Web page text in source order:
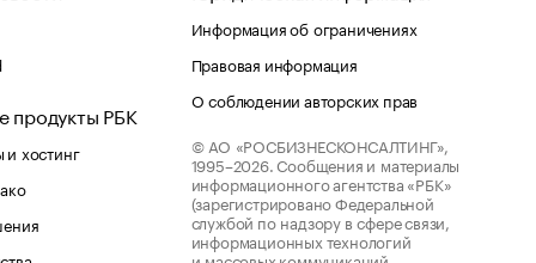
продукты РБК
хостинг
Информация об ограничениях
Правовая информация
О соблюдении авторских прав
© АО «РОСБИЗНЕСКОНСАЛТИНГ»,
1995–2026. Сообщения и материалы
информационного агентства «РБК»
(зарегистрировано Федеральной
службой по надзору в сфере связи,
информационных технологий